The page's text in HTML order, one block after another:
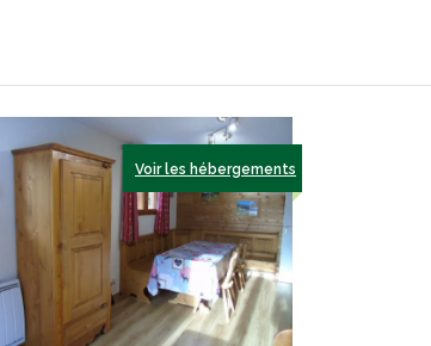
Voir les hébergements